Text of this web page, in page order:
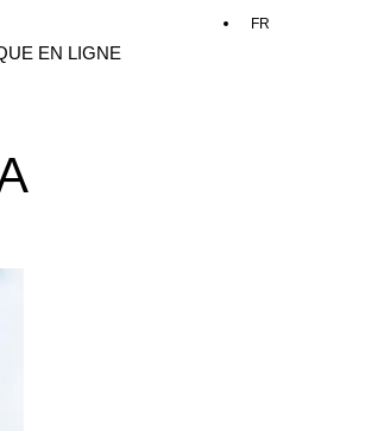
EN LIGNE